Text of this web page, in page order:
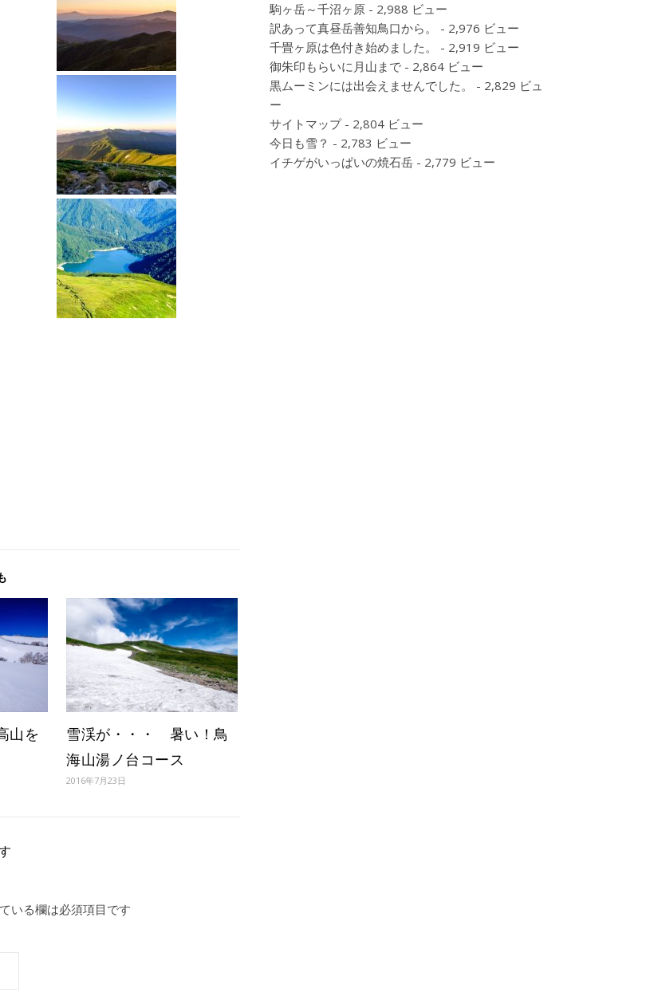
山を
雪渓が・・・ 暑い！鳥
海山湯ノ台コース
2016年7月23日
いる欄は必須項目です
駒ヶ岳～千沼ヶ原 - 2,988 ビュー
訳あって真昼岳善知鳥口から。
- 2,976 ビュー
千畳ヶ原は色付き始めました。
- 2,919 ビュー
御朱印もらいに月山まで - 2,864 ビュー
黒ムーミンには出会えませんでした。
- 2,829 ビュ
ー
サイトマップ- 2,804 ビュー
今日も雪？ - 2,783 ビュー
イチゲがいっぱいの焼石岳 - 2,779 ビュー